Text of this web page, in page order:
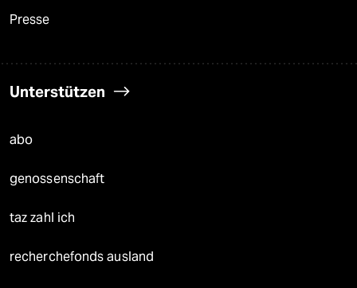
Presse
Unterstützen
abo
genossenschaft
taz zahl ich
recherchefonds ausland